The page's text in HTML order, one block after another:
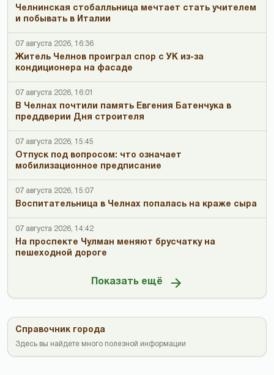
Челнинская стобалльница мечтает стать учителем
и побывать в Италии
07 августа 2026, 16:36
Житель Челнов проиграл спор с УК из-за
кондиционера на фасаде
07 августа 2026, 16:01
В Челнах почтили память Евгения Батенчука в
преддверии Дня строителя
07 августа 2026, 15:45
Отпуск под вопросом: что означает
мобилизационное предписание
07 августа 2026, 15:07
Воспитательница в Челнах попалась на краже сыра
07 августа 2026, 14:42
На проспекте Чулман меняют брусчатку на
пешеходной дороге
Показать ещё
Справочник города
Здесь вы найдете много полезной информации